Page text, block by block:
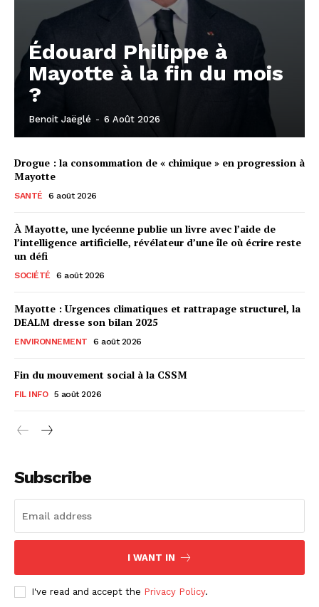
Édouard Philippe à
Mayotte à la fin du mois
?
Benoit Jaëglé - 6 Août 2026
Drogue : la consommation de « chimique » en progression à
Mayotte
SANTÉ 6 août 2026
À Mayotte, une lycéenne publie un livre avec l’aide de
l’intelligence artificielle, révélateur d’une île où écrire reste
un défi
SOCIÉTÉ 6 août 2026
Mayotte : Urgences climatiques et rattrapage structurel, la
DEALM dresse son bilan 2025
ENVIRONNEMENT 6 août 2026
Fin du mouvement social à la CSSM
FIL INFO 5 août 2026
Subscribe
I WANT IN
I've read and accept the Privacy Policy.